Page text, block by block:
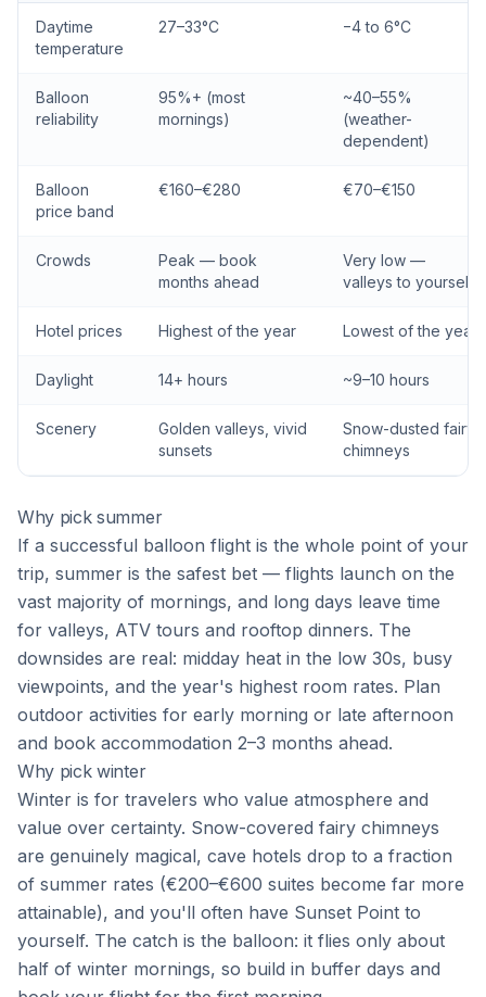
Daytime
temperature
27–33°C −4 to 6°C
Balloon
reliability
95%+ (most
mornings)
~40–55%
(weather-
dependent)
Balloon
price band
€160–€280 €70–€150
Crowds
Peak — book
months ahead
Very low —
valleys to yourself
Hotel prices Highest of the year Lowest of the year
Daylight 14+ hours ~9–10 hours
Scenery
Golden valleys, vivid
sunsets
Snow-dusted fairy
chimneys
Why pick summer
If a successful balloon flight is the whole point of your
trip, summer is the safest bet — flights launch on the
vast majority of mornings, and long days leave time
for valleys, ATV tours and rooftop dinners. The
downsides are real: midday heat in the low 30s, busy
viewpoints, and the year's highest room rates. Plan
outdoor activities for early morning or late afternoon
and book accommodation 2–3 months ahead.
Why pick winter
Winter is for travelers who value atmosphere and
value over certainty. Snow-covered fairy chimneys
are genuinely magical, cave hotels drop to a fraction
of summer rates (€200–€600 suites become far more
attainable), and you'll often have Sunset Point to
yourself. The catch is the balloon: it flies only about
half of winter mornings, so build in buffer days and